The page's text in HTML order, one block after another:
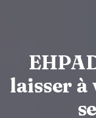
laisser à